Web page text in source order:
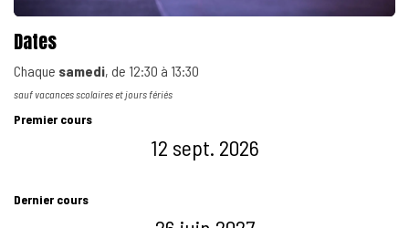
Dates
Chaque samedi, de 12:30 à 13:30
sauf vacances scolaires et jours fériés
Premier cours
12 sept. 2026
Dernier cours